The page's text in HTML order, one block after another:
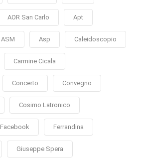
AOR San Carlo Apt
ASM Asp Caleidoscopio
Carmine Cicala
Concerto Convegno
Cosimo Latronico
Facebook Ferrandina
Giuseppe Spera